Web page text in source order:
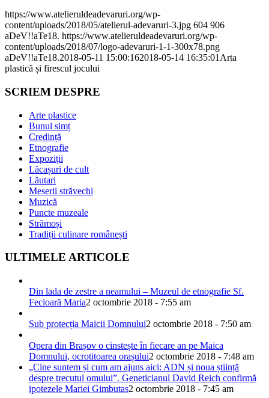
https://www.atelieruldeadevaruri.org/wp-
content/uploads/2018/05/atelierul-adevaruri-3.jpg 604 906
aDeV!!aTe18. https://www.atelieruldeadevaruri.org/wp-
content/uploads/2018/07/logo-adevaruri-1-1-300x78.png
aDeV!!aTe18.2018-05-11 15:00:162018-05-14 16:35:01 Arta
plastică și firescul jocului
SCRIEM DESPRE
Arte plastice
Bunul simț
Credință
Etnografie
Expoziții
Lăcașuri de cult
Lăutari
Meserii străvechi
Muzică
Puncte muzeale
Strămoși
Tradiții culinare românești
ULTIMELE ARTICOLE
Din lada de zestre a neamului – Muzeul de etnografie Sf.
Fecioară Maria2 octombrie 2018 - 7:55 am
Sub protecția Maicii Domnului2 octombrie 2018 - 7:50 am
Opera din Brașov o cinstește în fiecare an pe Maica
Domnului, ocrotitoarea orașului2 octombrie 2018 - 7:48 am
„Cine suntem și cum am ajuns aici: ADN și noua știință
despre trecutul omului”. Geneticianul David Reich confirmă
ipotezele Mariei Gimbutas2 octombrie 2018 - 7:45 am